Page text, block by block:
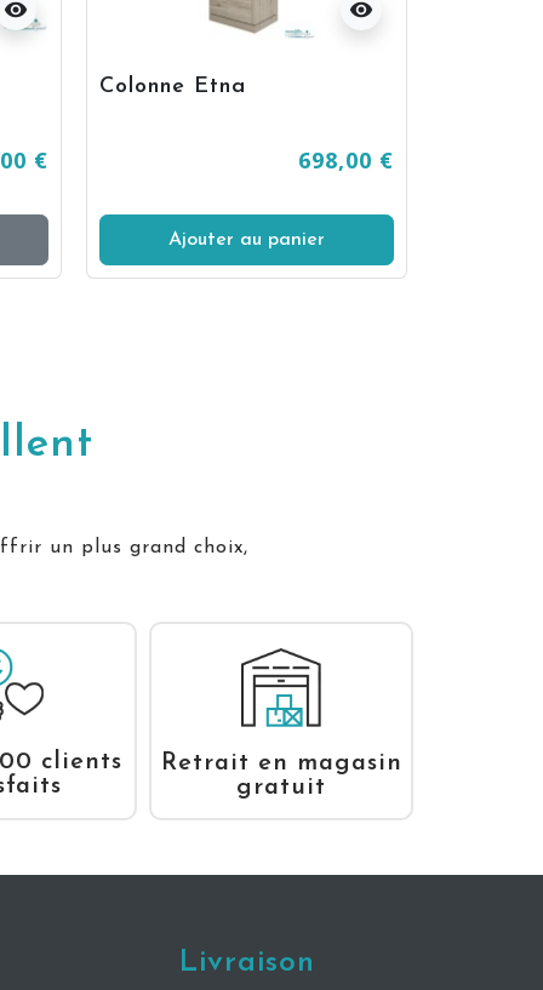
visibility
€
visibility
Colonne Etna
698,00 €
Ajouter au panier
un plus grand choix,
clients
Retrait en magasin
gratuit
Livraison